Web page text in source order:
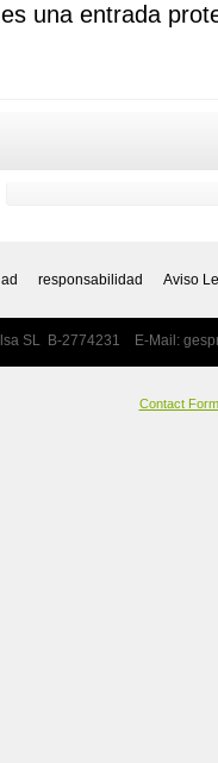
una entrada
responsabilidad Aviso
SL B-2774231 E-Mail:
Contact Form